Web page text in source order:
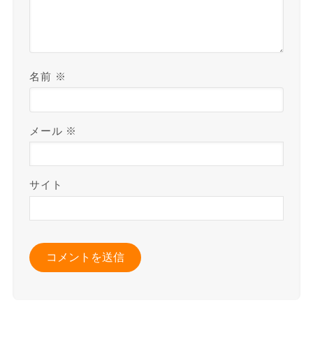
名前 ※
メール ※
サイト